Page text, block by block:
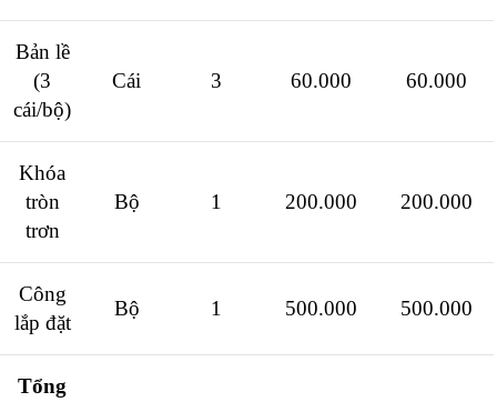
Bản lề
(3
cái/bộ)
Cái 3 60.000 60.000
Khóa
tròn
trơn
Bộ 1 200.000 200.000
Công
lắp đặt
Bộ 1 500.000 500.000
Tổng